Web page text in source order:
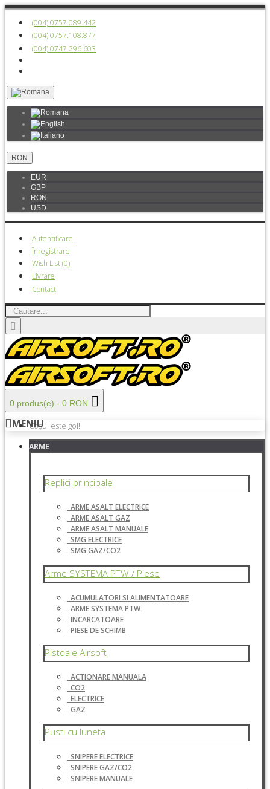
(004) 0757.089.442
(004) 0757.108.877
(004) 0747.296.603
RON
EUR
GBP
RON
USD
Autentificare
Înregistrare
Wish List (0)
Livrare
Contact
0 produs(e) - 0 RON
Coșul este gol!
MENIU
ARME
Replici principale
ARME ASALT ELECTRICE
ARME ASALT GAZ
ARME ASALT MANUALE
SMG ELECTRICE
SMG GAZ/CO2
Arme SYSTEMA PTW / Piese
ACUMULATORI SI ALIMENTATOARE
ARME SYSTEMA PTW
INCARCATOARE
PIESE DE SCHIMB
Pistoale Airsoft
ACTIONARE MANUALA
CO2
ELECTRICE
GAZ
Pusti cu luneta
SNIPERE ELECTRICE
SNIPERE GAZ/CO2
SNIPERE MANUALE